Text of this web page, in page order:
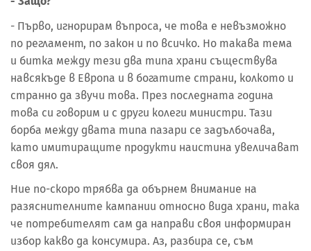
- Първо, игнорирам въпроса, че това е невъзможно
по регламент, по закон и по всичко. Но такава тема
и битка между тези два типа храни съществува
навсякъде в Европа и в богатите страни, колкото и
странно да звучи това. През последната година
това си говорим и с други колеги министри. Тази
борба между двата типа пазари се задълбочава,
като имитиращите продукти наистина увеличават
своя дял.
Ние по-скоро трябва да обърнем внимание на
разяснителните кампании относно вида храни, така
че потребителят сам да направи своя информиран
избор какво да консумира. Аз, разбира се, съм